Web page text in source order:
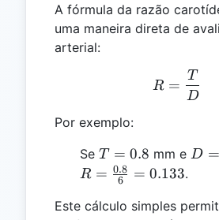
A fórmula da razão
uma maneira direta de
arterial:
R =
R =
D
T
Por exemplo:
Se T
=
T = 0.8 mm eD
D =
R =
{6} =
R = 6
0.8 = 0.133.
Este cálculo simples